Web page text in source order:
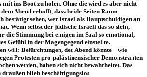
ins Boot zu holen. Ohne die wird es aber nicht
Abend erhofft, dass beide Seiten Raum
bestätigt sehen, wer Israel als Hauptschuldigen an
Wenn selbst der jüdische Israeli das so sieht,
die Stimmung bei einigen im Saal so emotional,
Gefühl in der Magengegend einstellte.
will: Befürchtungen, der Abend könnte – wie
Protesten pro-palästinensischer Demonstranten
werden, haben sich nicht bewahrheitet. Das
blieb beschäftigungslos